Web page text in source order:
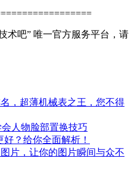
术吧” 唯一官方服务平台，请
，超薄机械表之王，您不得
人物脸部置换技巧
？给你全面解析！
片，让你的图片瞬间与众不